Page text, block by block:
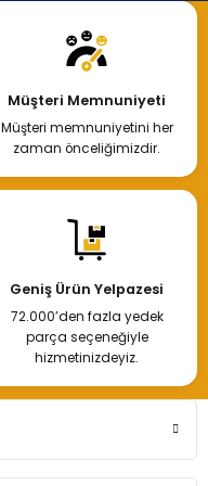
Müşteri Memnuniyeti
Müşteri memnuniyetini her
zaman önceliğimizdir.
Geniş Ürün Yelpazesi
72.000’den fazla yedek
parça seçeneğiyle
hizmetinizdeyiz.